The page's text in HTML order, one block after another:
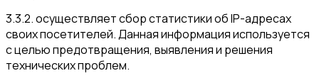
3.3.2. осуществляет сбор статистики об IP-адресах
своих посетителей. Данная информация используется
с целью предотвращения, выявления и решения
технических проблем.